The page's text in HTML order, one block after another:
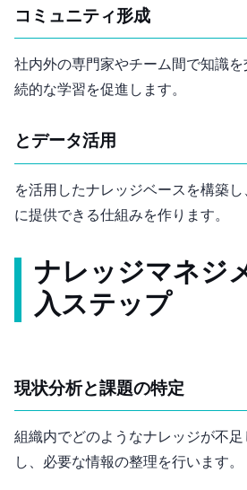
コミュニティ形成
社内外の専門家やチーム間で知識
続的な学習を促進します。
AIとデータ活用
AIを活用したナレッジベースを構築
に提供できる仕組みを作ります。
ナレッジマネジ
入ステップ
現状分析と課題の特定
組織内でどのようなナレッジが不
し、必要な情報の整理を行います。